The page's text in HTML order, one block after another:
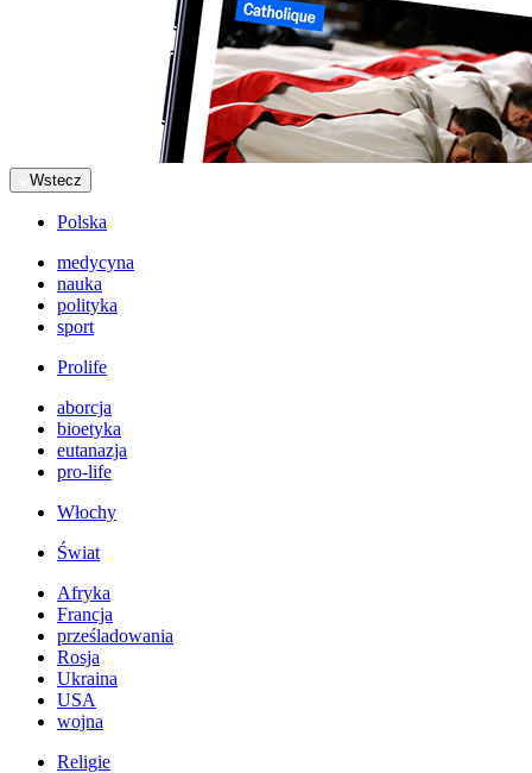
Wstecz
Polska
medycyna
nauka
polityka
sport
Prolife
aborcja
bioetyka
eutanazja
pro-life
Włochy
Świat
Afryka
Francja
prześladowania
Rosja
Ukraina
USA
wojna
Religie